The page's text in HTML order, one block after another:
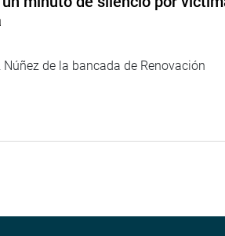
de la bancada de Renovación